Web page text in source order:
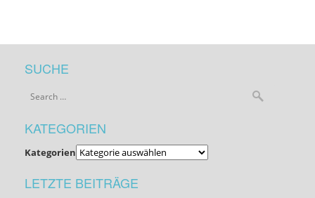
SUCHE
KATEGORIEN
Kategorien
LETZTE BEITRÄGE